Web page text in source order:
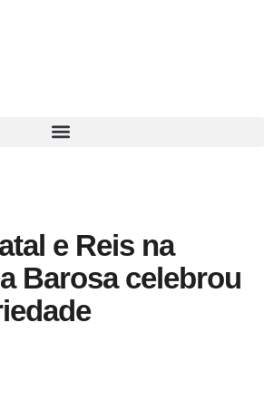
e Reis na
Barosa celebrou